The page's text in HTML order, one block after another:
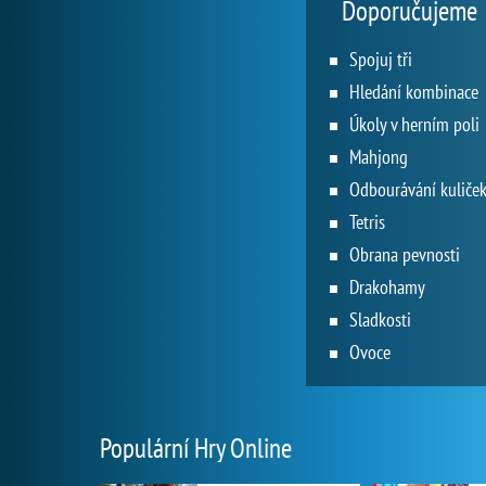
Doporučujeme
Spojuj tři
Hledání kombinace
Úkoly v herním poli
Mahjong
Odbourávání kuliček
Tetris
Obrana pevnosti
Drakohamy
Sladkosti
Ovoce
Populární Hry Online